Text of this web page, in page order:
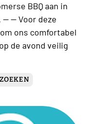
BBQ aan in
-- -- Voor deze
ons comfortabel
de avond veilig